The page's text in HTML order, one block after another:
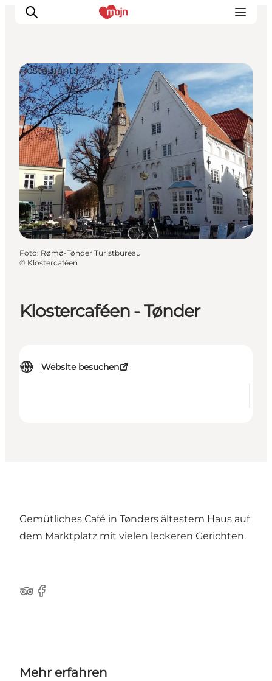
Erlebnisse
Städte und Regionen
Events
Übernachtung
Plane deine Reise
Booking
Klostercaféen - Tønder
Website besuchen
Restaurants
Foto: Rømø-Tønder Turistbureau
© Klostercaféen
Gemütliches Café in Tønders ältestem Haus auf
dem Marktplatz mit vielen leckeren Gerichten.
Tripadvisor
Facebook
Mehr erfahren